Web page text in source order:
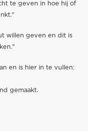
te geven in hoe hij of
willen geven en dit is
en is hier in te vullen:
gemaakt.